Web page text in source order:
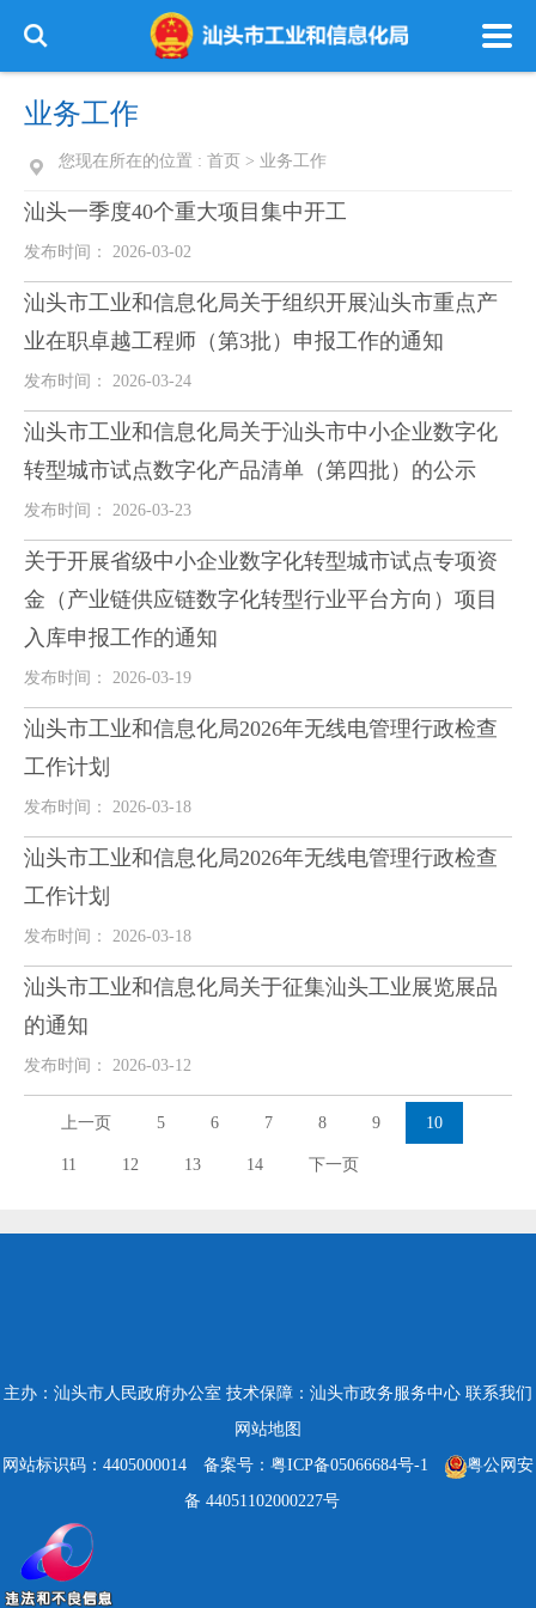
业务工作
您现在所在的位置 : 首页 > 业务工作
汕头一季度40个重大项目集中开工
发布时间： 2026-03-02
汕头市工业和信息化局关于组织开展汕头市重点产
业在职卓越工程师（第3批）申报工作的通知
发布时间： 2026-03-24
汕头市工业和信息化局关于汕头市中小企业数字化
转型城市试点数字化产品清单（第四批）的公示
发布时间： 2026-03-23
关于开展省级中小企业数字化转型城市试点专项资
金（产业链供应链数字化转型行业平台方向）项目
入库申报工作的通知
发布时间： 2026-03-19
汕头市工业和信息化局2026年无线电管理行政检查
工作计划
发布时间： 2026-03-18
汕头市工业和信息化局2026年无线电管理行政检查
工作计划
发布时间： 2026-03-18
汕头市工业和信息化局关于征集汕头工业展览展品
的通知
发布时间： 2026-03-12
上一页 5 6 7 8 9 10
11 12 13 14 下一页
主办：汕头市人民政府办公室 技术保障：汕头市政务服务中心 联系我们
网站地图
网站标识码：4405000014
备案号：粤ICP备05066684号-1
粤公网安
备 44051102000227号